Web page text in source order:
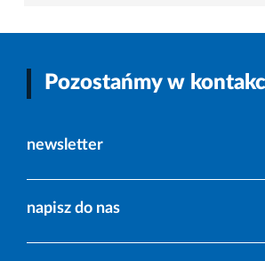
Pozostańmy w
newsletter
napisz do nas